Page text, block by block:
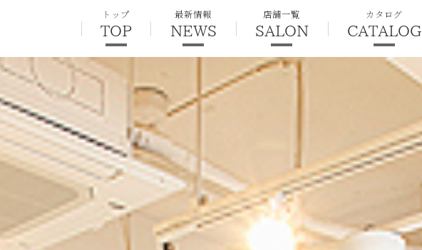
トップ
TOP
最新情報
NEWS
店舗一覧
SALON
カタログ
CATALOG